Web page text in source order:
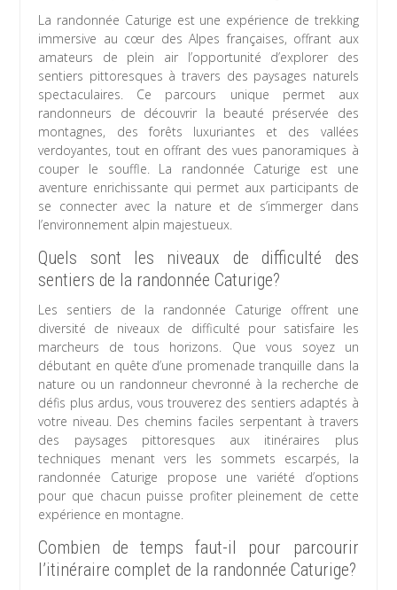
La randonnée Caturige est une expérience de trekking
immersive au cœur des Alpes françaises, offrant aux
amateurs de plein air l’opportunité d’explorer des
sentiers pittoresques à travers des paysages naturels
spectaculaires. Ce parcours unique permet aux
randonneurs de découvrir la beauté préservée des
montagnes, des forêts luxuriantes et des vallées
verdoyantes, tout en offrant des vues panoramiques à
couper le souffle. La randonnée Caturige est une
aventure enrichissante qui permet aux participants de
se connecter avec la nature et de s’immerger dans
l’environnement alpin majestueux.
Quels sont les niveaux de difficulté des
sentiers de la randonnée Caturige?
Les sentiers de la randonnée Caturige offrent une
diversité de niveaux de difficulté pour satisfaire les
marcheurs de tous horizons. Que vous soyez un
débutant en quête d’une promenade tranquille dans la
nature ou un randonneur chevronné à la recherche de
défis plus ardus, vous trouverez des sentiers adaptés à
votre niveau. Des chemins faciles serpentant à travers
des paysages pittoresques aux itinéraires plus
techniques menant vers les sommets escarpés, la
randonnée Caturige propose une variété d’options
pour que chacun puisse profiter pleinement de cette
expérience en montagne.
Combien de temps faut-il pour parcourir
l’itinéraire complet de la randonnée Caturige?